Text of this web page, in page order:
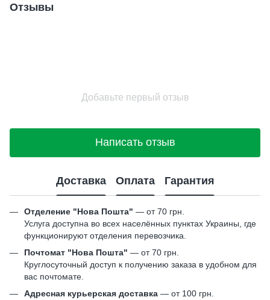
Отзывы
Добавьте первый отзыв
Написать отзыв
Доставка Оплата Гарантия
Отделение "Нова Пошта" — от 70 грн.
Услуга доступна во всех населённых пунктах Украины, где
функционируют отделения перевозчика.
Почтомат "Нова Пошта" — от 70 грн.
Круглосуточный доступ к получению заказа в удобном для
вас почтомате.
Адресная курьерская доставка — от 100 грн.